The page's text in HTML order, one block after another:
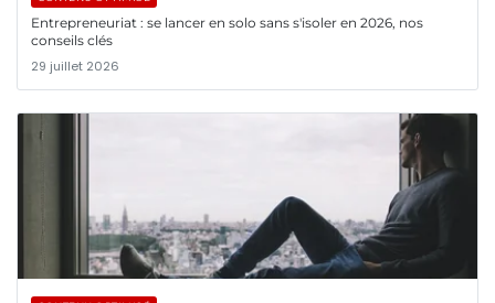
Entrepreneuriat : se lancer en solo sans s'isoler en 2026, nos
conseils clés
29 juillet 2026